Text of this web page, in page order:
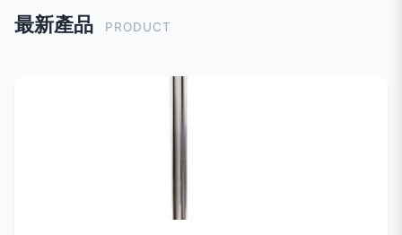
最新產品 PRODUCT